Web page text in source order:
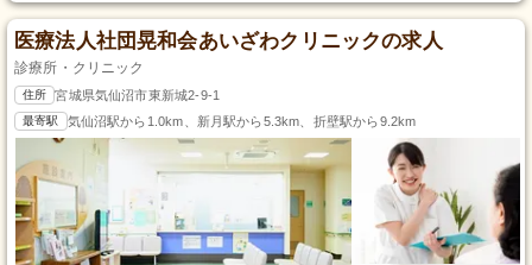
医療法人社団晃和会あいざわクリニックの求人
診療所・クリニック
住所 宮城県気仙沼市東新城2-9-1
最寄駅 気仙沼駅から1.0km、新月駅から5.3km、折壁駅から9.2km